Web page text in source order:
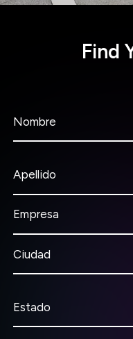
Find
Nombre
Apellido
Empresa
Ciudad
Estado